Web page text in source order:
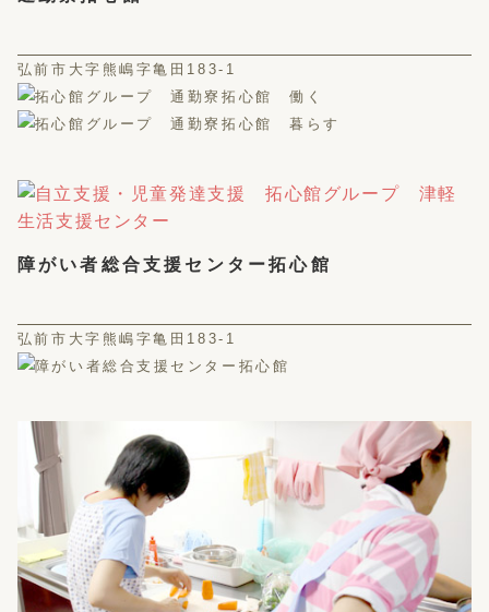
弘前市大字熊嶋字亀田183-1
障がい者総合支援センター拓心館
弘前市大字熊嶋字亀田183-1